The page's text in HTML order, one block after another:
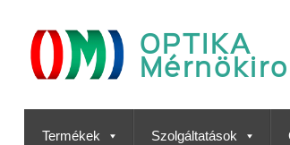
OPTIKA
Termékek Szolgáltatások